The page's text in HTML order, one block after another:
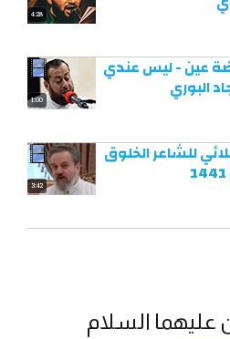
4:28
1:00
عين - ليس عندي
البوري
3:42
للشاعر الخلوق
السلام